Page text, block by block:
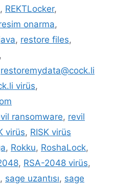
, REKTLocker,
onarma,
, restore files,
,
restoremydata@cock.li
virüs,
ransomware, revil
virüs, RISK virüs
, Rokku, RoshaLock,
, RSA-2048 virüs,
, sage uzantısı, sage